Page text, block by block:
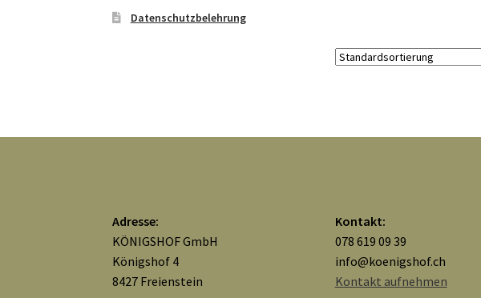
Datenschutzbelehrung
Adresse:
KÖNIGSHOF GmbH
Königshof 4
8427 Freienstein
Kontakt:
078 619 09 39
info@koenigshof.ch
Kontakt aufnehmen